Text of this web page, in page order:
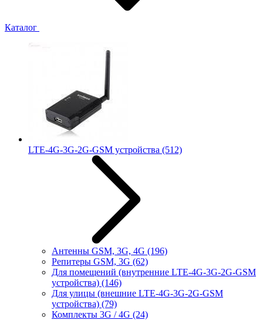
Каталог
LTE-4G-3G-2G-GSM устройства (512)
Антенны GSM, 3G, 4G (196)
Репитеры GSM, 3G (62)
Для помещений (внутренние LTE-4G-3G-2G-GSM
устройства) (146)
Для улицы (внешние LTE-4G-3G-2G-GSM
устройства) (79)
Комплекты 3G / 4G (24)